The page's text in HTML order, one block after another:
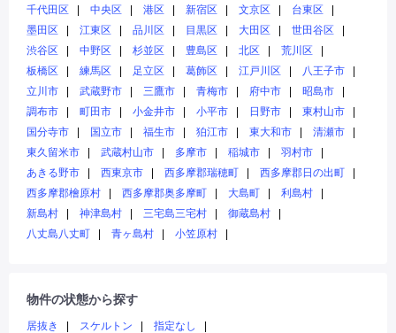
千代田区 中央区 港区 新宿区 文京区
台東区
墨田区
江東区 品川区 目黒区 大田区
世田谷区
渋谷区
中野区 杉並区 豊島区 北区
荒川区
板橋区
練馬区 足立区 葛飾区 江戸川区
八王子市
立川市
武蔵野市 三鷹市 青梅市 府中市
昭島市
調布市
町田市 小金井市 小平市 日野市
東村山市
国分寺市
国立市 福生市 狛江市 東大和市
清瀬市
東久留米市
武蔵村山市 多摩市 稲城市
羽村市
あきる野市
西東京市 西多摩郡瑞穂町
西多摩郡日の出町
西多摩郡檜原村
西多摩郡奥多摩町 大島町
利島村
新島村
神津島村 三宅島三宅村
御蔵島村
八丈島八丈町
青ヶ島村 小笠原村
物件の状態から探す
居抜き スケルトン 指定なし